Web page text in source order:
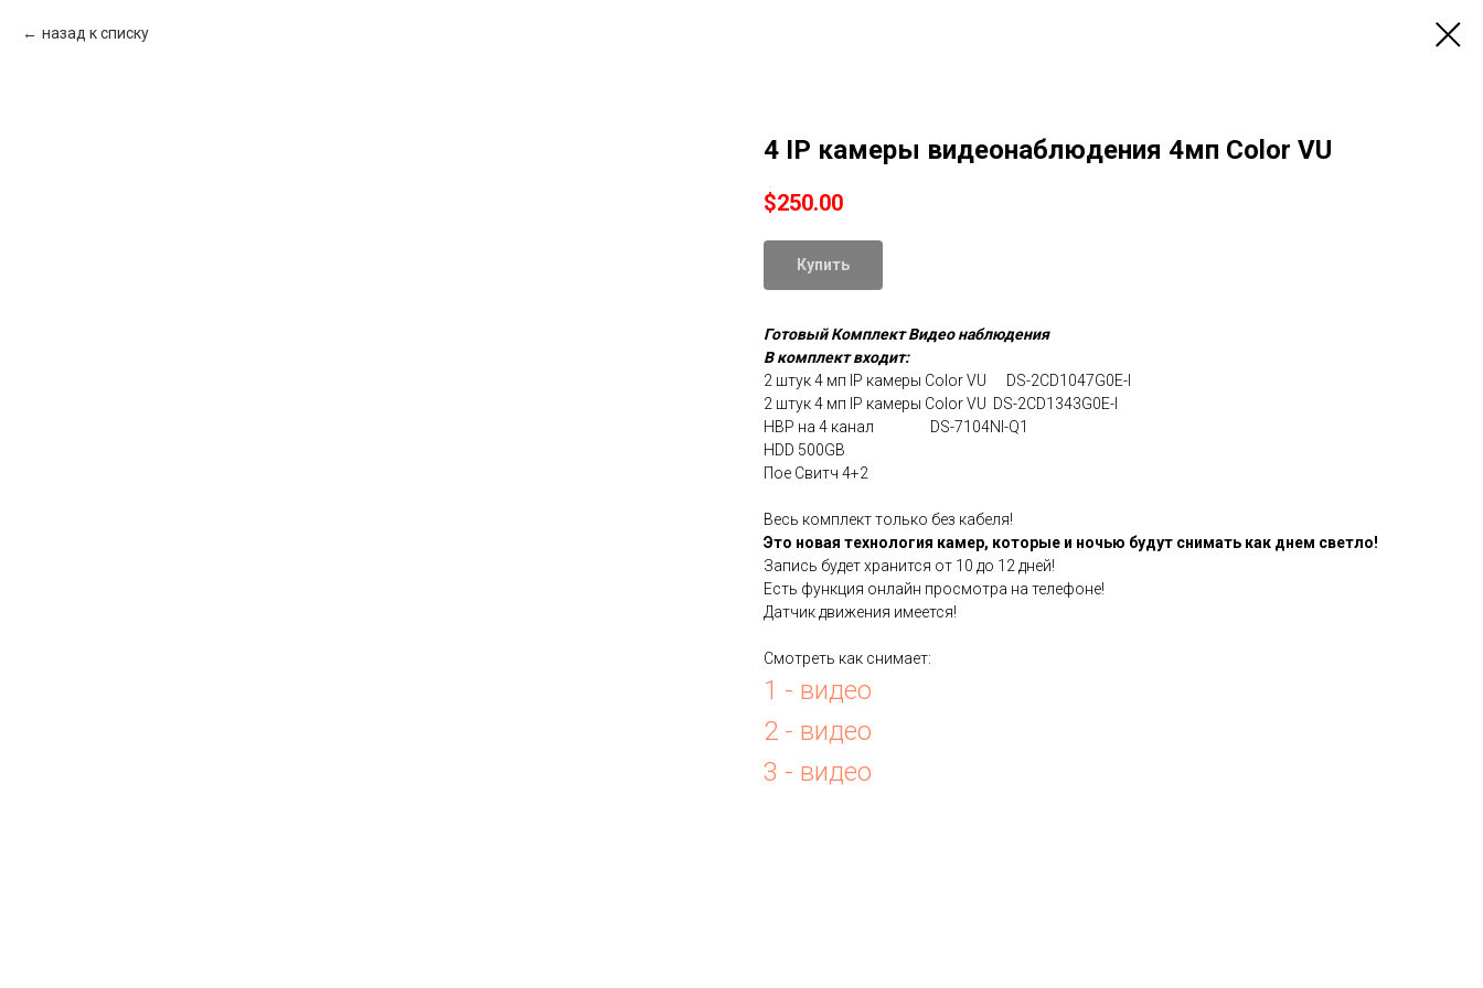
назад к списку
4 IP камеры видеонаблюдения 4мп Color VU
$250.00
Купить
Готовый Комплект Видео наблюдения
В комплект входит:
2 штук 4 мп IP камеры Color VU DS-2CD1047G0E-I
2 штук 4 мп IP камеры Color VU DS-2CD1343G0E-I
НВР на 4 канал DS-7104NI-Q1
HDD 500GB
Пое Свитч 4+2
Весь комплект только без кабеля!
Это новая технология камер, которые и ночью будут снимать как днем светло!
Запись будет хранится от 10 до 12 дней!
Есть функция онлайн просмотра на телефоне!
Датчик движения имеется!
Смотреть как снимает:
1 - видео
2 - видео
3 - видео